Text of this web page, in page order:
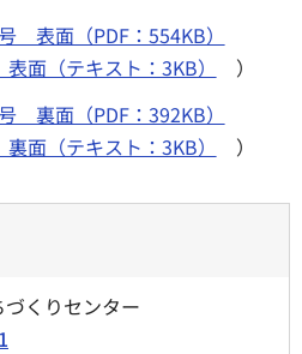
表面（PDF：554KB）
面（テキスト：3KB）
）
裏面（PDF：392KB）
面（テキスト：3KB） ）
くりセンター